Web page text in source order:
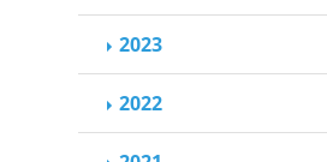
2023
2022